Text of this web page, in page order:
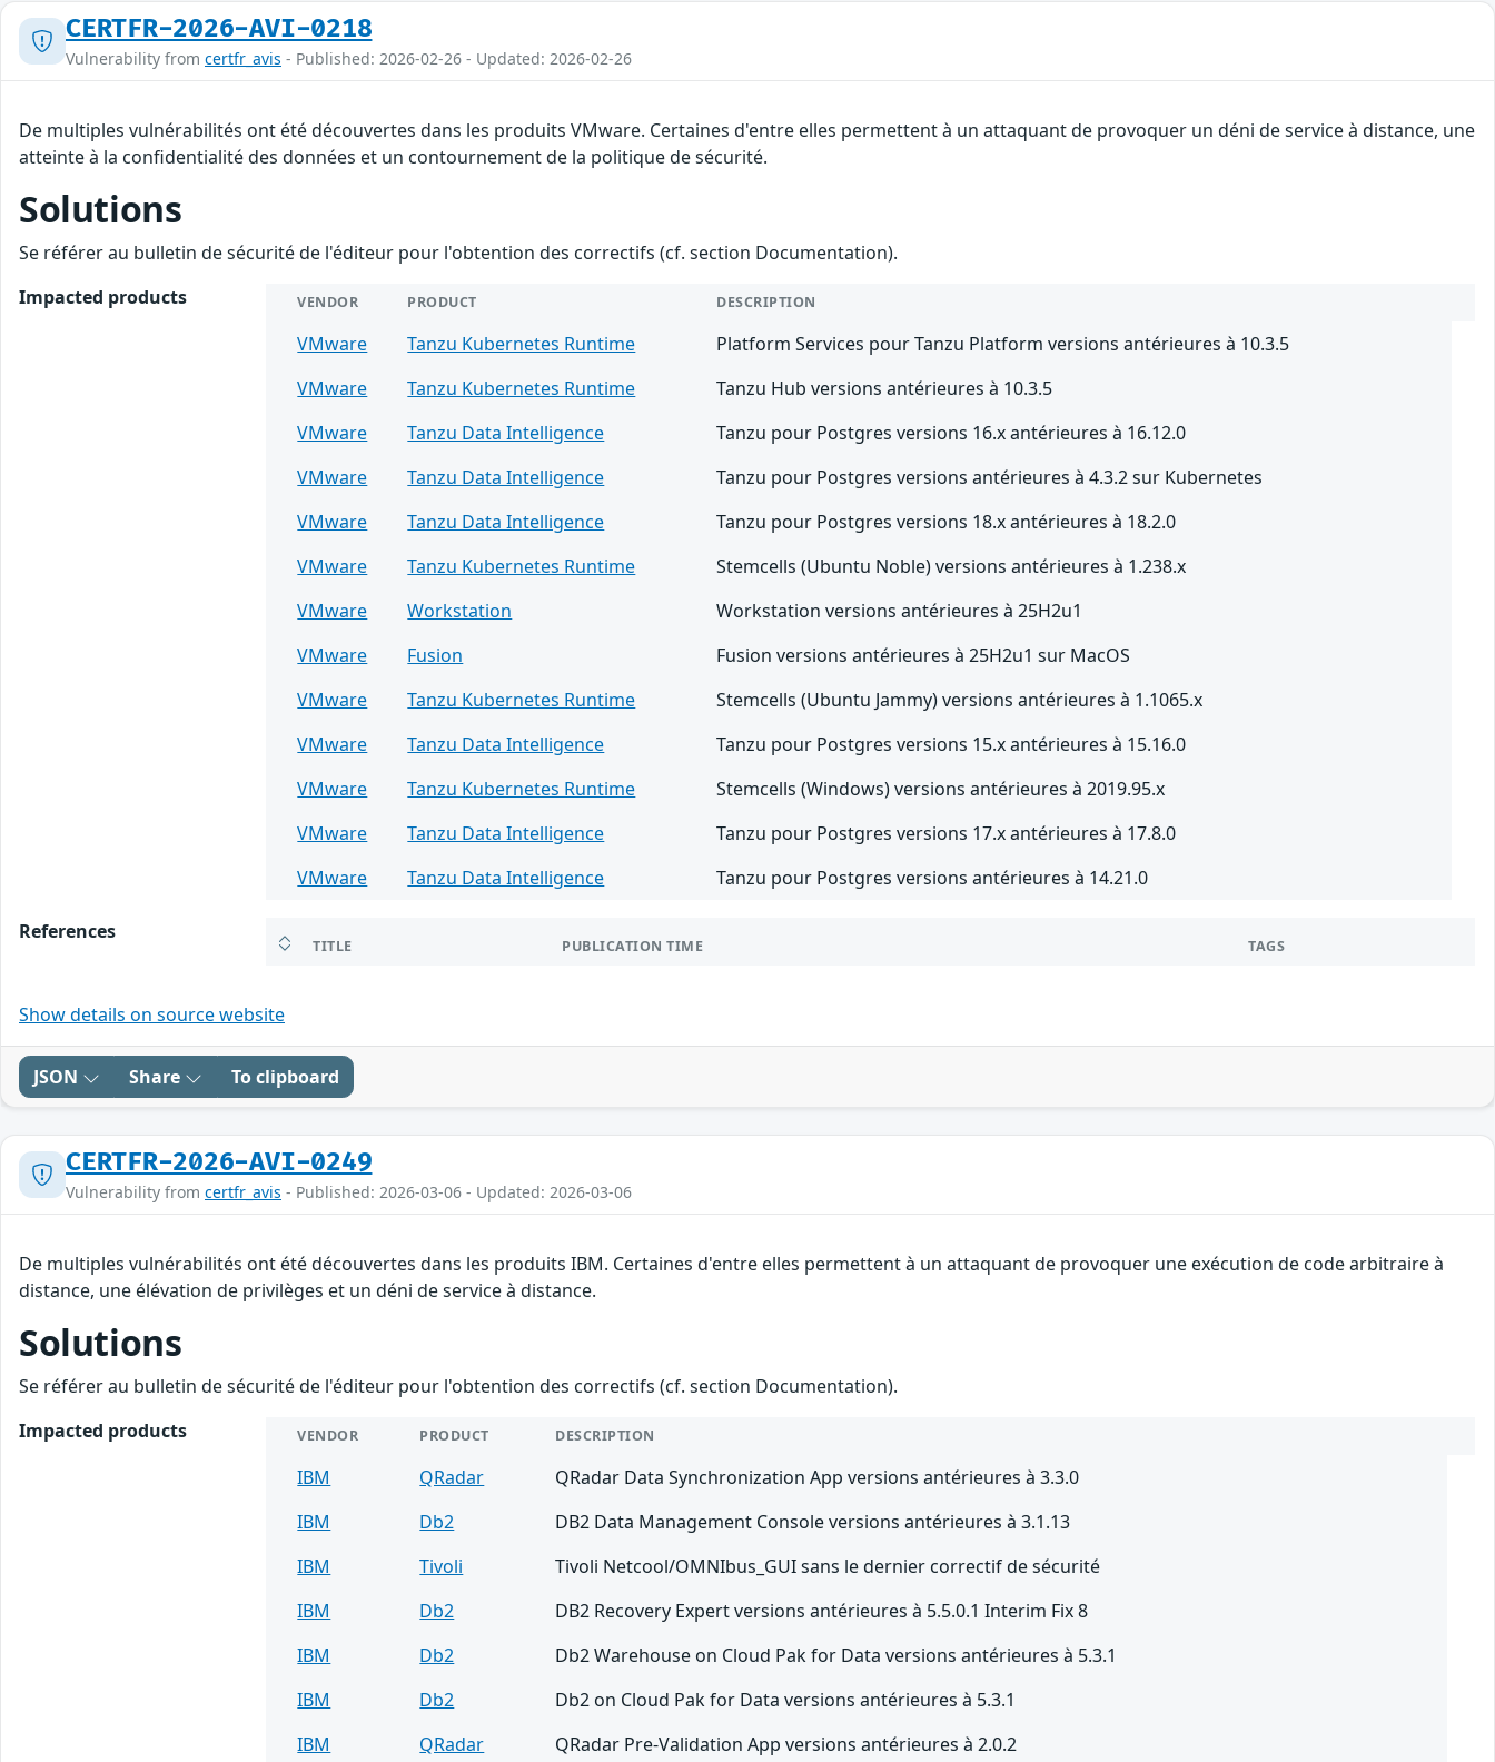
CERTFR-2026-AVI-0218
Vulnerability from certfr_avis - Published: 2026-02-26 - Updated: 2026-02-26
De multiples vulnérabilités ont été découvertes dans les produits VMware. Certaines d'entre elles permettent à un attaquant de provoquer un déni de service à distance, une
atteinte à la confidentialité des données et un contournement de la politique de sécurité.
Solutions
Se référer au bulletin de sécurité de l'éditeur pour l'obtention des correctifs (cf. section Documentation).
Impacted products
VENDOR PRODUCT DESCRIPTION
VMware Tanzu Kubernetes Runtime
Platform Services pour Tanzu Platform versions antérieures à 10.3.5
VMware
Tanzu Kubernetes Runtime
Tanzu Hub versions antérieures à 10.3.5
VMware
Tanzu Data Intelligence
Tanzu pour Postgres versions 16.x antérieures à 16.12.0
VMware
Tanzu Data Intelligence
Tanzu pour Postgres versions antérieures à 4.3.2 sur Kubernetes
VMware
Tanzu Data Intelligence
Tanzu pour Postgres versions 18.x antérieures à 18.2.0
VMware
Tanzu Kubernetes Runtime
Stemcells (Ubuntu Noble) versions antérieures à 1.238.x
VMware
Workstation
Workstation versions antérieures à 25H2u1
VMware
Fusion
Fusion versions antérieures à 25H2u1 sur MacOS
VMware
Tanzu Kubernetes Runtime
Stemcells (Ubuntu Jammy) versions antérieures à 1.1065.x
VMware
Tanzu Data Intelligence
Tanzu pour Postgres versions 15.x antérieures à 15.16.0
VMware
Tanzu Kubernetes Runtime
Stemcells (Windows) versions antérieures à 2019.95.x
VMware
Tanzu Data Intelligence
Tanzu pour Postgres versions 17.x antérieures à 17.8.0
VMware
Tanzu Data Intelligence Tanzu pour Postgres versions antérieures à 14.21.0
References
TITLE PUBLICATION TIME TAGS
Show details on source website
JSON Share To clipboard
CERTFR-2026-AVI-0249
Vulnerability from certfr_avis - Published: 2026-03-06 - Updated: 2026-03-06
De multiples vulnérabilités ont été découvertes dans les produits IBM. Certaines d'entre elles permettent à un attaquant de provoquer une exécution de code arbitraire à
distance, une élévation de privilèges et un déni de service à distance.
Solutions
Se référer au bulletin de sécurité de l'éditeur pour l'obtention des correctifs (cf. section Documentation).
Impacted products
VENDOR PRODUCT DESCRIPTION
IBM QRadar
QRadar Data Synchronization App versions antérieures à 3.3.0
IBM
Db2
DB2 Data Management Console versions antérieures à 3.1.13
IBM
Tivoli
Tivoli Netcool/OMNIbus_GUI sans le dernier correctif de sécurité
IBM
Db2
DB2 Recovery Expert versions antérieures à 5.5.0.1 Interim Fix 8
IBM
Db2
Db2 Warehouse on Cloud Pak for Data versions antérieures à 5.3.1
IBM
Db2
Db2 on Cloud Pak for Data versions antérieures à 5.3.1
IBM
QRadar QRadar Pre-Validation App versions antérieures à 2.0.2